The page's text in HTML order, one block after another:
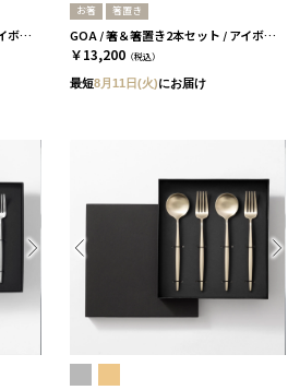
GOA / 箸＆箸置き2本セット / アイボリーシルバー＆グレーシルバー［クチポール］
お箸 箸置き
GOA / 箸＆箸置き2本セット / アイボリーシルバー＆ブルーシルバー［クチポール］
￥13,200 （税込）
最短8月11日(火)にお届け